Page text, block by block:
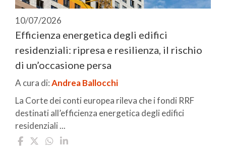
10/07/2026
Efficienza energetica degli edifici
residenziali: ripresa e resilienza, il rischio
di un’occasione persa
A cura di:Andrea Ballocchi
La Corte dei conti europea rileva che i fondi RRF
destinati all’efficienza energetica degli edifici
residenziali ...